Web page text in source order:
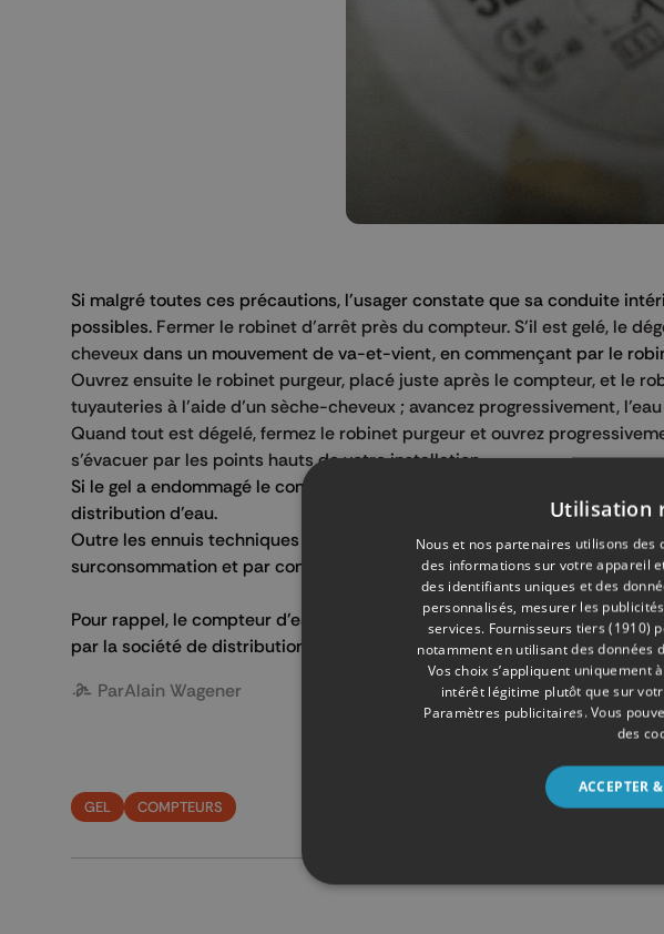
Si malgré toutes ces précautions, l'usager constate que sa conduite
possibles. Fermer le robinet d’arrêt près du compteur. S’il est gelé, le
cheveux dans un mouvement de va-et-vient, en commençant par le
Ouvrez ensuite le robinet purgeur, placé juste après le compteur, et le
tuyauteries à l’aide d’un sèche-cheveux ; avancez progressivement,
Quand tout est dégelé, fermez le robinet purgeur et ouvrez
s’évacuer par les points hauts de votre installation.
Si le gel a endommagé le compteur ou le raccordement extérieur, il faut
distribution d'eau.
Outre les ennuis techniques et matériels, toute fuite d'eau consécutive
surconsommation et par conséquent, une augmentation non négligeable
Pour rappel, le compteur d'eau est placé sous la responsabilité de
par la société de distribution
ParAlain Wagener
GEL COMPTEURS
Utilisation
Nous et nos partenaires utilisons
des informations sur votre appareil
des identifiants uniques et des
personnalisés, mesurer les
services. Fournisseurs tiers (1910)
notamment en utilisant des données
Vos choix s’appliquent
intérêt légitime plutôt que sur
Paramètres publicitaires. Vous
des
ACCEPTER